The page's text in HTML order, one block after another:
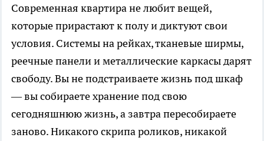
Современная квартира не любит вещей,
которые прирастают к полу и диктуют свои
условия. Системы на рейках, тканевые ширмы,
реечные панели и металлические каркасы дарят
свободу. Вы не подстраиваете жизнь под шкаф
— вы собираете хранение под свою
сегодняшнюю жизнь, а завтра пересобираете
заново. Никакого скрипа роликов, никакой